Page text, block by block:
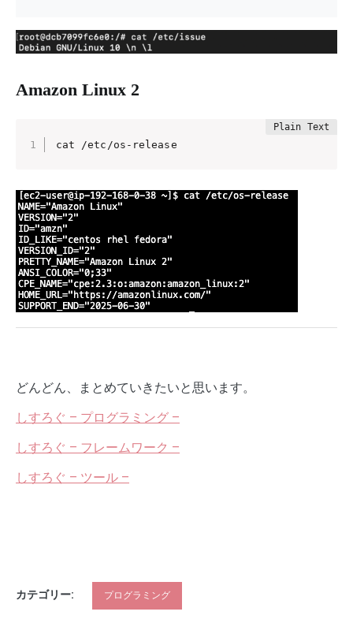
Amazon Linux 2
cat /etc/os-release
どんどん、まとめていきたいと思います。
しすろぐ – プログラミング –
しすろぐ – フレームワーク –
しすろぐ – ツール –
カテゴリー: プログラミング